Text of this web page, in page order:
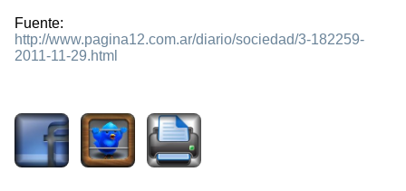
Fuente:
http://www.pagina12.com.ar/diario/sociedad/3-182259-
2011-11-29.html